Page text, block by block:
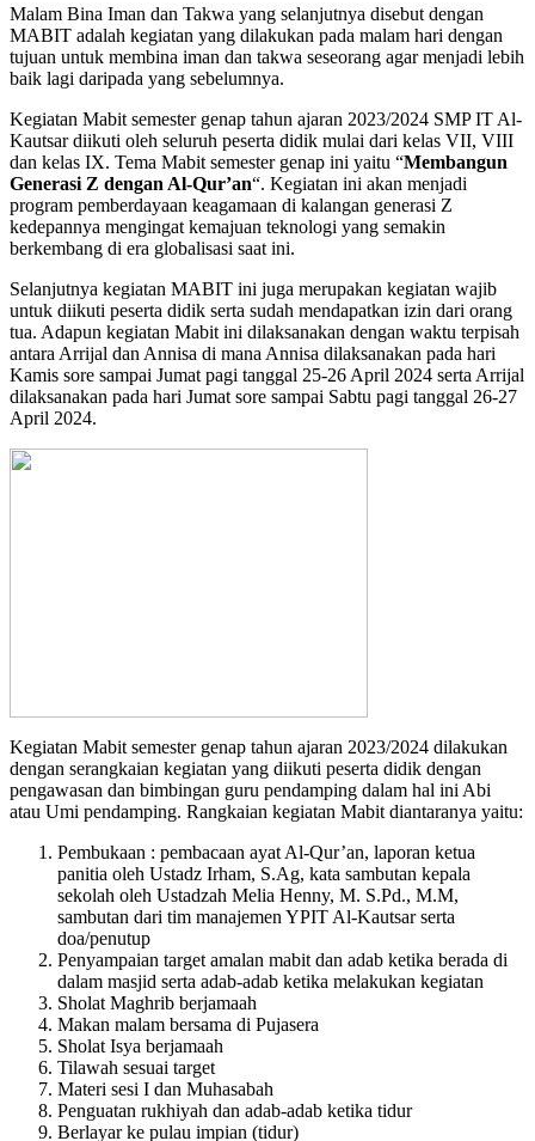
Malam Bina Iman dan Takwa yang selanjutnya disebut dengan
MABIT adalah kegiatan yang dilakukan pada malam hari dengan
tujuan untuk membina iman dan takwa seseorang agar menjadi lebih
baik lagi daripada yang sebelumnya.
Kegiatan Mabit semester genap tahun ajaran 2023/2024 SMP IT Al-
Kautsar diikuti oleh seluruh peserta didik mulai dari kelas VII, VIII
dan kelas IX. Tema Mabit semester genap ini yaitu “Membangun
Generasi Z dengan Al-Qur’an“. Kegiatan ini akan menjadi
program pemberdayaan keagamaan di kalangan generasi Z
kedepannya mengingat kemajuan teknologi yang semakin
berkembang di era globalisasi saat ini.
Selanjutnya kegiatan MABIT ini juga merupakan kegiatan wajib
untuk diikuti peserta didik serta sudah mendapatkan izin dari orang
tua. Adapun kegiatan Mabit ini dilaksanakan dengan waktu terpisah
antara Arrijal dan Annisa di mana Annisa dilaksanakan pada hari
Kamis sore sampai Jumat pagi tanggal 25-26 April 2024 serta Arrijal
dilaksanakan pada hari Jumat sore sampai Sabtu pagi tanggal 26-27
April 2024.
Kegiatan Mabit semester genap tahun ajaran 2023/2024 dilakukan
dengan serangkaian kegiatan yang diikuti peserta didik dengan
pengawasan dan bimbingan guru pendamping dalam hal ini Abi
atau Umi pendamping. Rangkaian kegiatan Mabit diantaranya yaitu:
Pembukaan : pembacaan ayat Al-Qur’an, laporan ketua
panitia oleh Ustadz Irham, S.Ag, kata sambutan kepala
sekolah oleh Ustadzah Melia Henny, M. S.Pd., M.M,
sambutan dari tim manajemen YPIT Al-Kautsar serta
doa/penutup
Penyampaian target amalan mabit dan adab ketika berada di
dalam masjid serta adab-adab ketika melakukan kegiatan
Sholat Maghrib berjamaah
Makan malam bersama di Pujasera
Sholat Isya berjamaah
Tilawah sesuai target
Materi sesi I dan Muhasabah
Penguatan rukhiyah dan adab-adab ketika tidur
Berlayar ke pulau impian (tidur)